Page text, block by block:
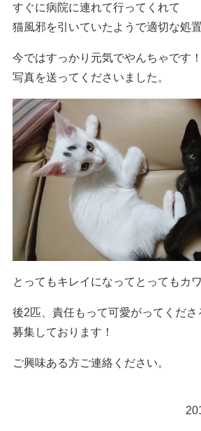
すぐに病院に連れて行ってくれて
猫風邪を引いていたようで適切な処
今ではすっかり元気でやんちゃです
写真を送ってくださいました。
とってもキレイになってとってもカ
後2匹、責任もって可愛がってくださ
募集しております！
ご興味ある方ご連絡ください。